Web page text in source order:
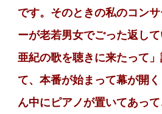
です。そのときの私のコン
ーが老若男女でごった返し
亜紀の歌を聴きに来たって
て、本番が始まって幕が開
ん中にピアノが置いてあっ